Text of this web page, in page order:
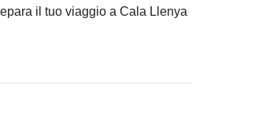
il tuo viaggio a Cala Llenya